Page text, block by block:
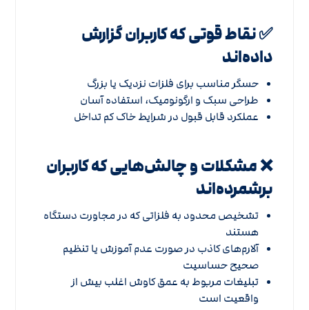
✅ نقاط قوتی که کاربران گزارش
داده‌اند
حسگر مناسب برای فلزات نزدیک یا بزرگ
طراحی سبک و ارگونومیک، استفاده آسان
عملکرد قابل قبول در شرایط خاک کم تداخل
❌ مشکلات و چالش‌هایی که کاربران
برشمرده‌اند
تشخیص محدود به فلزاتی که در مجاورت دستگاه
هستند
آلارم‌های کاذب در صورت عدم آموزش یا تنظیم
صحیح حساسیت
تبلیغات مربوط به عمق کاوش اغلب بیش از
واقعیت است